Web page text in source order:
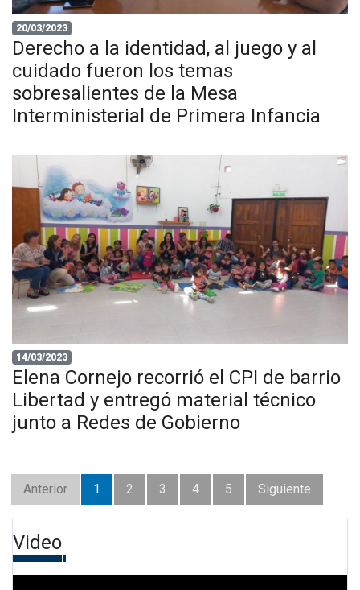
20/03/2023
Derecho a la identidad, al juego y al
cuidado fueron los temas
sobresalientes de la Mesa
Interministerial de Primera Infancia
14/03/2023
Elena Cornejo recorrió el CPI de barrio
Libertad y entregó material técnico
junto a Redes de Gobierno
Anterior 1 2 3 4 5 Siguiente
Video